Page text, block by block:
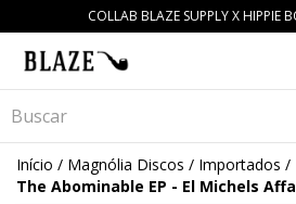
COLLAB BLAZE SUPPLY X HIPPIE
Início / Magnólia Discos / Importados /
The Abominable EP - El Michels